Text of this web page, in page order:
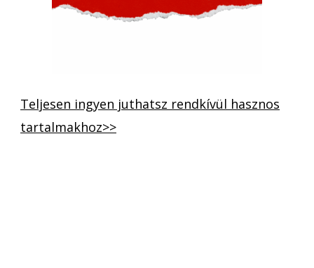
Teljesen ingyen juthatsz rendkívül hasznos
tartalmakhoz>>